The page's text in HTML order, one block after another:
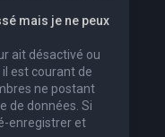
mais je ne peux
ait désactivé ou
est courant de
ne postant
de données. Si
enregistrer et